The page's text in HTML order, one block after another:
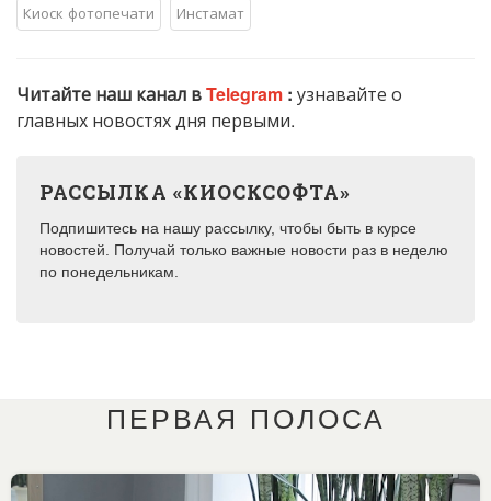
Киоск фотопечати
Инстамат
Читайте наш канал вTelegram : узнавайте о
главных новостях дня первыми.
РАССЫЛКА «КИОСКСОФТА»
Подпишитесь на нашу рассылку, чтобы быть в курсе
новостей. Получай только важные новости раз в неделю
по понедельникам.
ПЕРВАЯ ПОЛОСА